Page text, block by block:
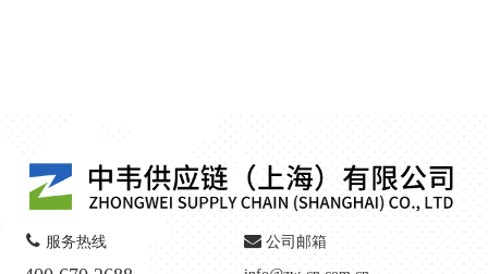
服务热线
公司邮箱